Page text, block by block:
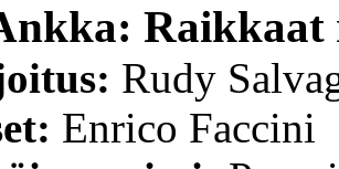
Raikkaat
Rudy
Enrico Faccini